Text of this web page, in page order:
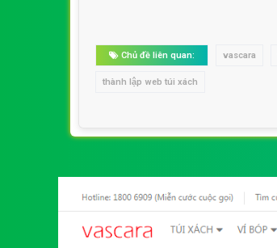
Chủ đề liên quan: vascara
thành lập web túi xách